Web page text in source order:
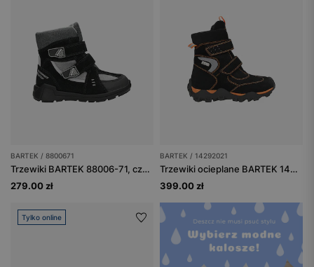
BARTEK / 8800671
Trzewiki BARTEK 88006-71, czarno-popielate
279.00 zł
BARTEK / 14292021
Trzewiki ocieplane BARTEK 14292021, czarno-pomarańczowe
399.00 zł
Tylko online